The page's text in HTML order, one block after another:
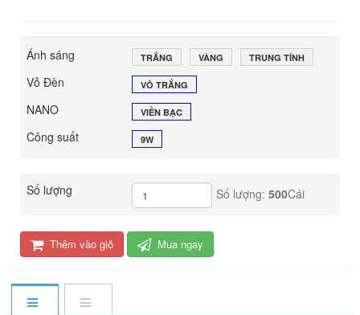
Ánh sáng TRẮNG VÀNG TRUNG TÍNH
Vỏ Đèn VỎ TRẮNG
NANO VIỀN BẠC
Công suất 9W
Số lượng Số lượng: 500Cái
Thêm vào giỏ Mua ngay